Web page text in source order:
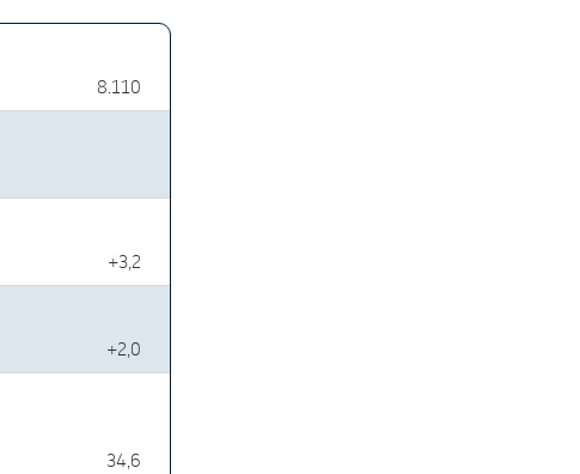
8.110
+3,2
+2,0
34,6